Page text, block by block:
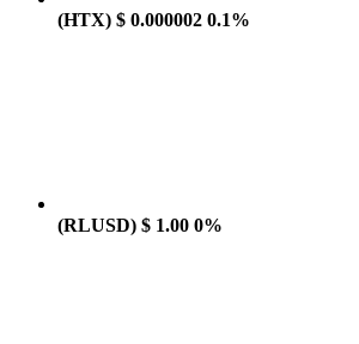
(HTX) $ 0.000002 0.1%
(RLUSD) $ 1.00 0%